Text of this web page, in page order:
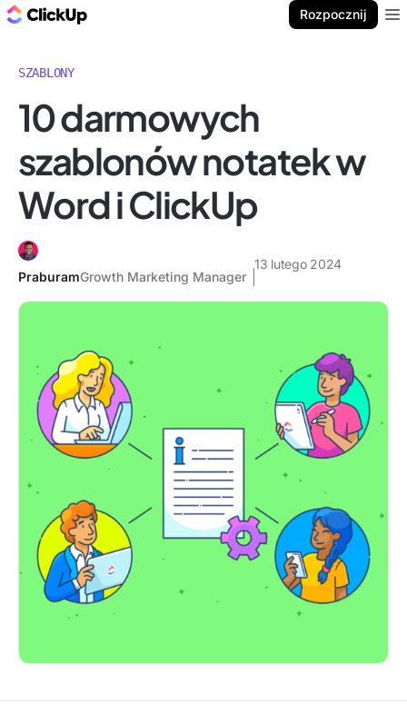
Rozpocznij
SZABLONY
10 darmowych
szablonów notatek w
Word i ClickUp
PraburamGrowth Marketing Manager
13 lutego 2024